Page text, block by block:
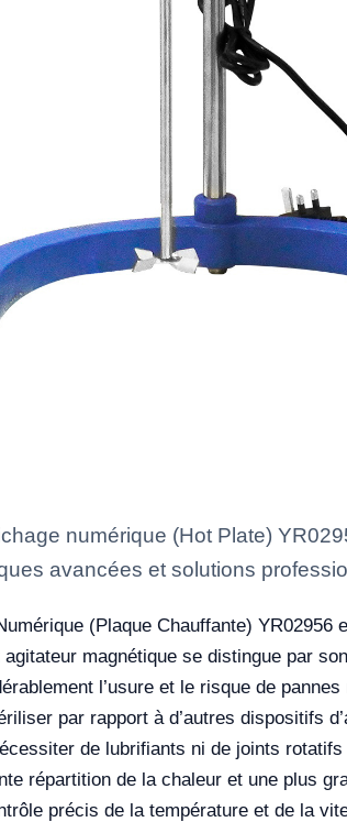
numérique (Hot Plate)
avancées et solutions
(Plaque Chauffante)
magnétique se distingue par
l’usure et le risque de
par rapport à d’autres dispositifs
de lubrifiants ni de joints
répartition de la chaleur et une plus
précis de la température et de la